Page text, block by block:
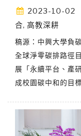
2023-10-02
合, 高教深耕
稿源：中興大學負
全球淨零碳排路徑
展「永續平台、產
成校園碳中和的目